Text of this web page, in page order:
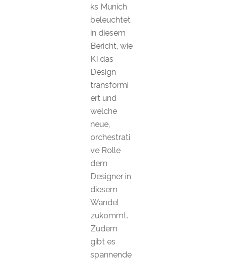
ks Munich
beleuchtet
in diesem
Bericht, wie
KI das
Design
transformi
ert und
welche
neue,
orchestrati
ve Rolle
dem
Designer in
diesem
Wandel
zukommt.
Zudem
gibt es
spannende